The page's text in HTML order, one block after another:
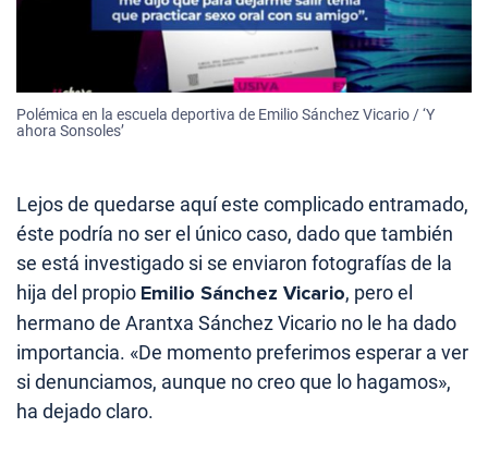
Polémica en la escuela deportiva de Emilio Sánchez Vicario / ‘Y
ahora Sonsoles’
Lejos de quedarse aquí este complicado entramado,
éste podría no ser el único caso, dado que también
se está investigado si se enviaron fotografías de la
hija del propio Emilio Sánchez Vicario, pero el
hermano de Arantxa Sánchez Vicario no le ha dado
importancia. «De momento preferimos esperar a ver
si denunciamos, aunque no creo que lo hagamos»,
ha dejado claro.